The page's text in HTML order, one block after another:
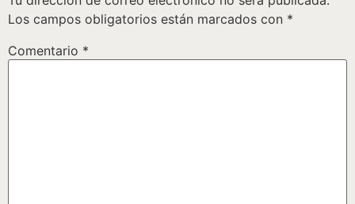
Los campos obligatorios están marcados con *
Comentario *